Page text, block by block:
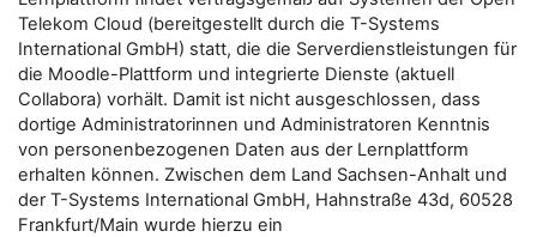
Telekom Cloud (bereitgestellt durch die T-Systems
International GmbH) statt, die die Serverdienstleistungen für
die Moodle-Plattform und integrierte Dienste (aktuell
Collabora) vorhält. Damit ist nicht ausgeschlossen, dass
dortige Administratorinnen und Administratoren Kenntnis
von personenbezogenen Daten aus der Lernplattform
erhalten können. Zwischen dem Land Sachsen-Anhalt und
der T-Systems International GmbH, Hahnstraße 43d, 60528
Frankfurt/Main wurde hierzu ein